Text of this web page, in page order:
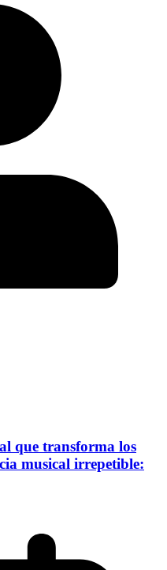
que transforma los
musical irrepetible: